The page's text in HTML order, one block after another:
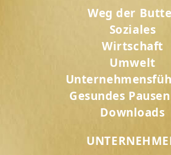
Weg der
Soziales
Wirtschaft
Umwelt
Gesundes
Downloads